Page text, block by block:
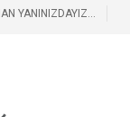
YANINIZDAYIZ...